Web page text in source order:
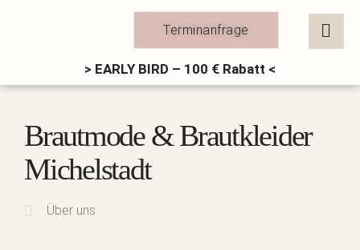
Terminanfrage
> EARLY BIRD – 100 € Rabatt <
Brautmode & Brautkleider
Michelstadt
Über uns